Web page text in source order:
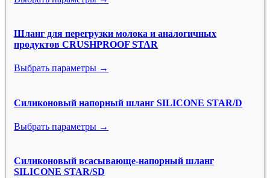
Шланг для перегрузки молока и аналогичных
продуктов CRUSHPROOF STAR
Выбрать параметры →
Силиконовый напорный шланг SILICONE STAR/D
Выбрать параметры →
Силиконовый всасывающе-напорный шланг
SILICONE STAR/SD